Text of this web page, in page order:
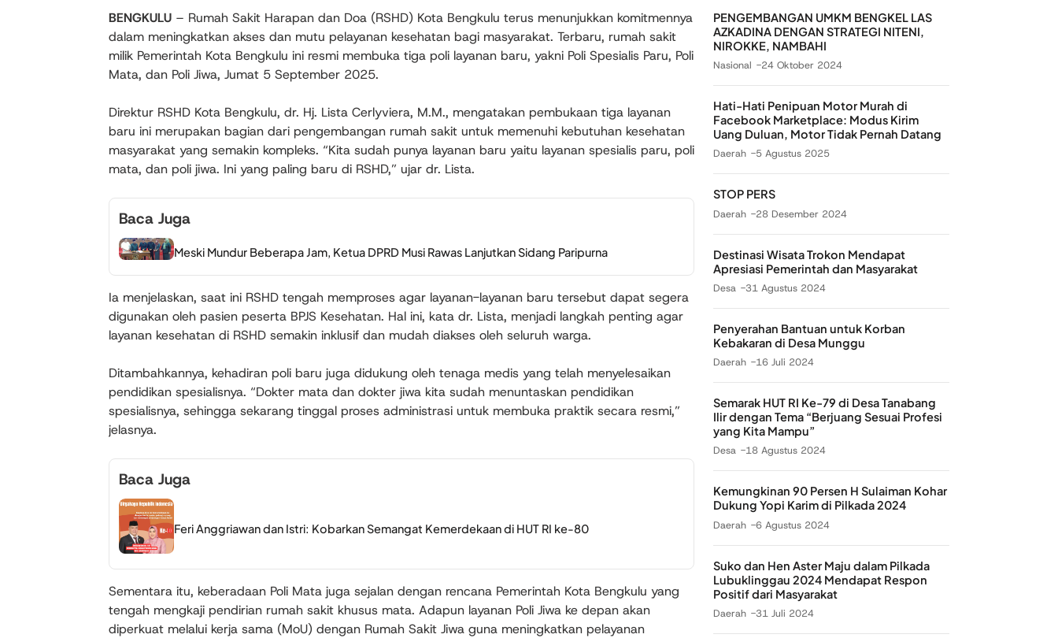
BENGKULU – Rumah Sakit Harapan dan Doa (RSHD) Kota Bengkulu terus menunjukkan komitmennya
dalam meningkatkan akses dan mutu pelayanan kesehatan bagi masyarakat. Terbaru, rumah sakit
milik Pemerintah Kota Bengkulu ini resmi membuka tiga poli layanan baru, yakni Poli Spesialis Paru, Poli
Mata, dan Poli Jiwa, Jumat 5 September 2025.
Direktur RSHD Kota Bengkulu, dr. Hj. Lista Cerlyviera, M.M., mengatakan pembukaan tiga layanan
baru ini merupakan bagian dari pengembangan rumah sakit untuk memenuhi kebutuhan kesehatan
masyarakat yang semakin kompleks. “Kita sudah punya layanan baru yaitu layanan spesialis paru, poli
mata, dan poli jiwa. Ini yang paling baru di RSHD,” ujar dr. Lista.
Baca Juga
Meski Mundur Beberapa Jam, Ketua DPRD Musi Rawas Lanjutkan Sidang Paripurna
Ia menjelaskan, saat ini RSHD tengah memproses agar layanan-layanan baru tersebut dapat segera
digunakan oleh pasien peserta BPJS Kesehatan. Hal ini, kata dr. Lista, menjadi langkah penting agar
layanan kesehatan di RSHD semakin inklusif dan mudah diakses oleh seluruh warga.
Ditambahkannya, kehadiran poli baru juga didukung oleh tenaga medis yang telah menyelesaikan
pendidikan spesialisnya. “Dokter mata dan dokter jiwa kita sudah menuntaskan pendidikan
spesialisnya, sehingga sekarang tinggal proses administrasi untuk membuka praktik secara resmi,”
jelasnya.
Baca Juga
Feri Anggriawan dan Istri: Kobarkan Semangat Kemerdekaan di HUT RI ke-80
Sementara itu, keberadaan Poli Mata juga sejalan dengan rencana Pemerintah Kota Bengkulu yang
tengah mengkaji pendirian rumah sakit khusus mata. Adapun layanan Poli Jiwa ke depan akan
diperkuat melalui kerja sama (MoU) dengan Rumah Sakit Jiwa guna meningkatkan pelayanan
PENGEMBANGAN UMKM BENGKEL LAS
AZKADINA DENGAN STRATEGI NITENI,
NIROKKE, NAMBAHI
Nasional 24 Oktober 2024
Hati-Hati Penipuan Motor Murah di
Facebook Marketplace: Modus Kirim
Uang Duluan, Motor Tidak Pernah Datang
Daerah 5 Agustus 2025
STOP PERS
Daerah 28 Desember 2024
Destinasi Wisata Trokon Mendapat
Apresiasi Pemerintah dan Masyarakat
Desa 31 Agustus 2024
Penyerahan Bantuan untuk Korban
Kebakaran di Desa Munggu
Daerah 16 Juli 2024
Semarak HUT RI Ke-79 di Desa Tanabang
Ilir dengan Tema “Berjuang Sesuai Profesi
yang Kita Mampu”
Desa 18 Agustus 2024
Kemungkinan 90 Persen H Sulaiman Kohar
Dukung Yopi Karim di Pilkada 2024
Daerah 6 Agustus 2024
Suko dan Hen Aster Maju dalam Pilkada
Lubuklinggau 2024 Mendapat Respon
Positif dari Masyarakat
Daerah 31 Juli 2024